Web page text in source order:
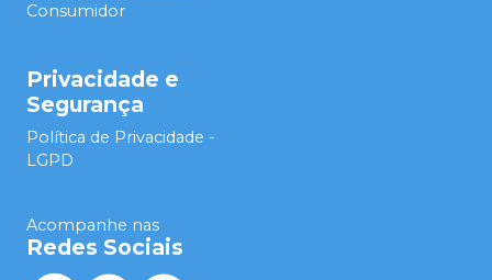
Consumidor
Privacidade e
Segurança
Política de Privacidade -
LGPD
Acompanhe nas
Redes Sociais